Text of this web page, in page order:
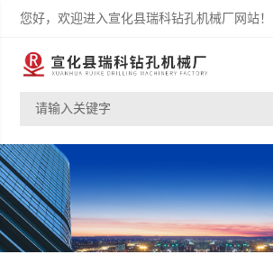
您好，欢迎进入宣化县瑞科钻孔机械厂网站！